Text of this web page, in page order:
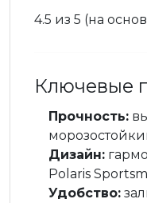
4.5 из 5 (на
Ключевые
Прочность:
Дизайн:
Polaris
Удобство: